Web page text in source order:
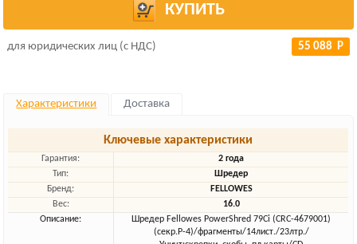
КУПИТЬ
для юридических лиц (с НДС) 55 088 Р
Характеристики Доставка
Ключевые характеристики
Гарантия:
2 года
Тип:
Шредер
Бренд:
FELLOWES
Вес:
16.0
Описание:
Шредер Fellowes PowerShred 79Ci (CRC-4679001)
(секр.P-4)/фрагменты/14лист./23лтр./